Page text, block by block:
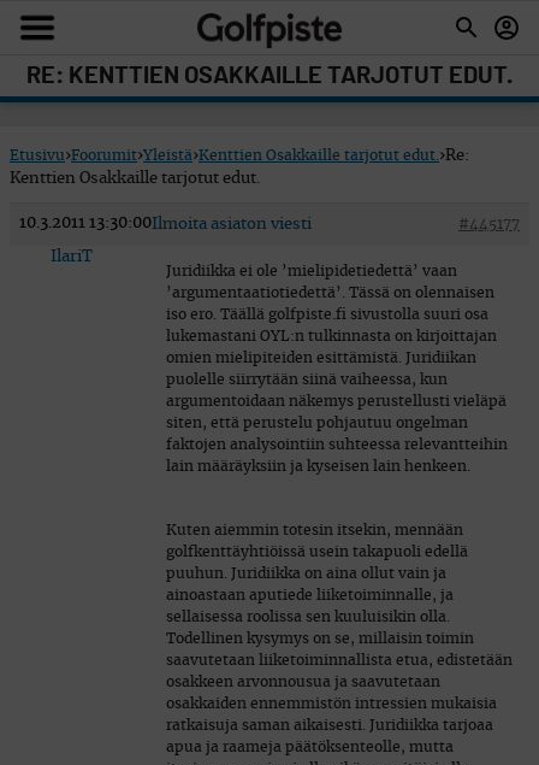
RE: KENTTIEN OSAKKAILLE TARJOTUT EDUT.
Etusivu›Foorumit›Yleistä›Kenttien Osakkaille tarjotut edut. ›Re:
Kenttien Osakkaille tarjotut edut.
10.3.2011 13:30:00 #445177
Ilmoita asiaton viesti
IlariT
Juridiikka ei ole ’mielipidetiedettä’ vaan
’argumentaatiotiedettä’. Tässä on olennaisen
iso ero. Täällä golfpiste.fi sivustolla suuri osa
lukemastani OYL:n tulkinnasta on kirjoittajan
omien mielipiteiden esittämistä. Juridiikan
puolelle siirrytään siinä vaiheessa, kun
argumentoidaan näkemys perustellusti vieläpä
siten, että perustelu pohjautuu ongelman
faktojen analysointiin suhteessa relevantteihin
lain määräyksiin ja kyseisen lain henkeen.
Kuten aiemmin totesin itsekin, mennään
golfkenttäyhtiöissä usein takapuoli edellä
puuhun. Juridiikka on aina ollut vain ja
ainoastaan aputiede liiketoiminnalle, ja
sellaisessa roolissa sen kuuluisikin olla.
Todellinen kysymys on se, millaisin toimin
saavutetaan liiketoiminnallista etua, edistetään
osakkeen arvonnousua ja saavutetaan
osakkaiden ennemmistön intressien mukaisia
ratkaisuja saman aikaisesti. Juridiikka tarjoaa
apua ja raameja päätöksenteolle, mutta